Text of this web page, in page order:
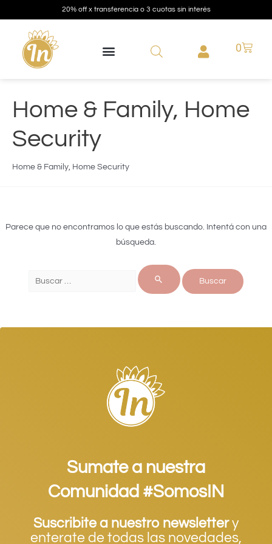
20% off x transferencia o 3 cuotas sin interés
0
Home & Family, Home
Security
Home & Family, Home Security
Parece que no encontramos lo que estás buscando. Intentá con una
búsqueda.
Sumate a nuestra
Comunidad #SomosIN
Suscribite a nuestro newslettery
enterate de todas las novedades,